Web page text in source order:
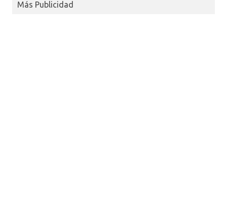
Más Publicidad